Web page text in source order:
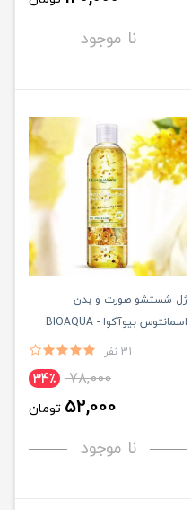
نا موجود
ژل شستشو صورت و بدن
اسمانتوس بیوآکوا - BIOAQUA
31 نفر
78,000 34٪
52,000 تومان
نا موجود